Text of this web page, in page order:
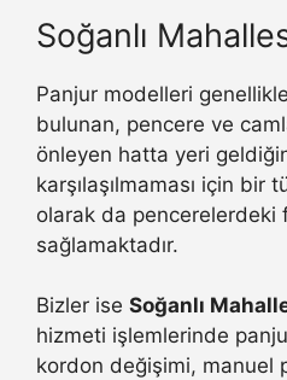
Soğanlı
Panjur modelleri
bulunan, pencere ve
önleyen hatta yeri
karşılaşılmaması için bir
olarak da pencerelerdeki
sağlamaktadır.
Bizler ise Soğanlı
hizmeti işlemlerinde
kordon değişimi, manuel